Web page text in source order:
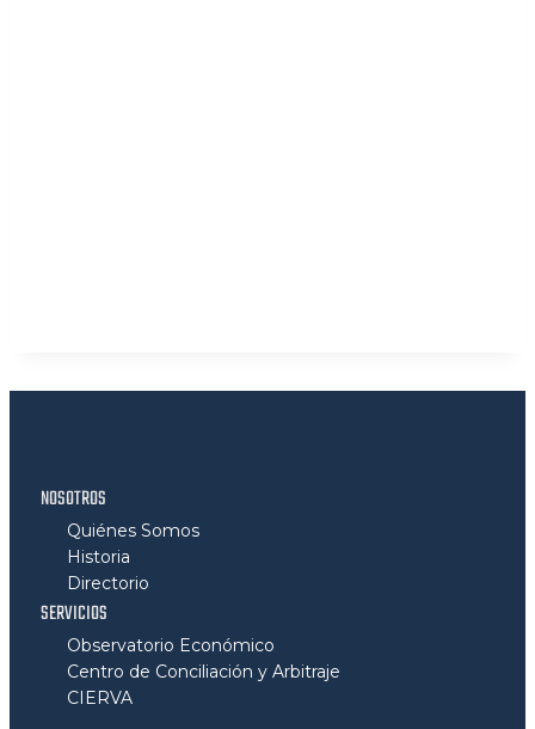
NOSOTROS
Quiénes Somos
Historia
Directorio
SERVICIOS
Observatorio Económico
Centro de Conciliación y Arbitraje
CIERVA